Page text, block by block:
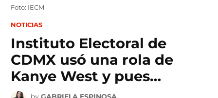
Foto: IECM
POSTED
NOTICIAS
Instituto Electoral de
CDMX usó una rola de
Kanye West y pues…